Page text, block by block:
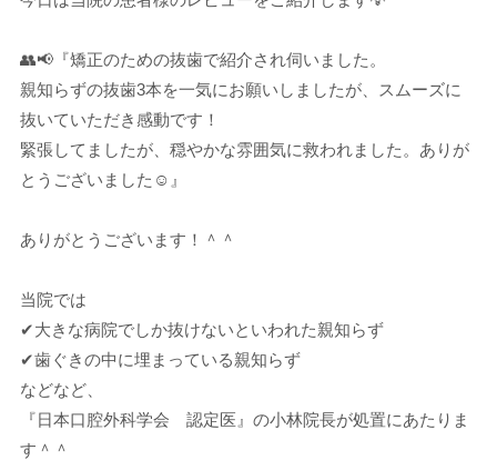
👥📢『矯正のための抜歯で紹介され伺いました。
親知らずの抜歯3本を一気にお願いしましたが、スムーズに
抜いていただき感動です！
緊張してましたが、穏やかな雰囲気に救われました。ありが
とうございました☺️』
ありがとうございます！＾＾
当院では
✔大きな病院でしか抜けないといわれた親知らず
✔歯ぐきの中に埋まっている親知らず
などなど、
『日本口腔外科学会 認定医』の小林院長が処置にあたりま
す＾＾